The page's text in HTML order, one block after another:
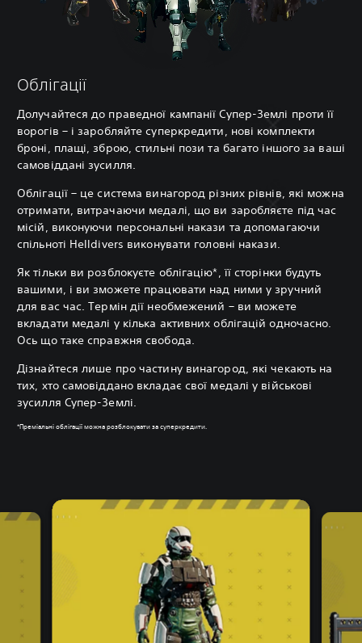
Облігації
Долучайтеся до праведної кампанії Супер-Землі проти її
ворогів – і заробляйте суперкредити, нові комплекти
броні, плащі, зброю, стильні пози та багато іншого за ваші
самовіддані зусилля.
Облігації – це система винагород різних рівнів, які можна
отримати, витрачаючи медалі, що ви заробляєте під час
місій, виконуючи персональні накази та допомагаючи
спільноті Helldivers виконувати головні накази.
Як тільки ви розблокуєте облігацію*, її сторінки будуть
вашими, і ви зможете працювати над ними у зручний
для вас час. Термін дії необмежений – ви можете
вкладати медалі у кілька активних облігацій одночасно.
Ось що таке справжня свобода.
Дізнайтеся лише про частину винагород, які чекають на
тих, хто самовіддано вкладає свої медалі у військові
зусилля Супер-Землі.
*Преміальні облігації можна розблокувати за суперкредити.